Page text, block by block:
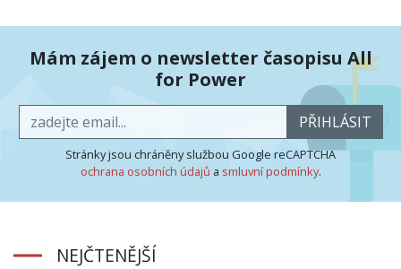
Mám zájem o newsletter časopisu All
for Power
PŘIHLÁSIT
Stránky jsou chráněny službou Google reCAPTCHA
ochrana osobních údajů a smluvní podmínky.
NEJČTENĚJŠÍ